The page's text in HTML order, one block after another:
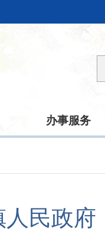
办事服务
民政府